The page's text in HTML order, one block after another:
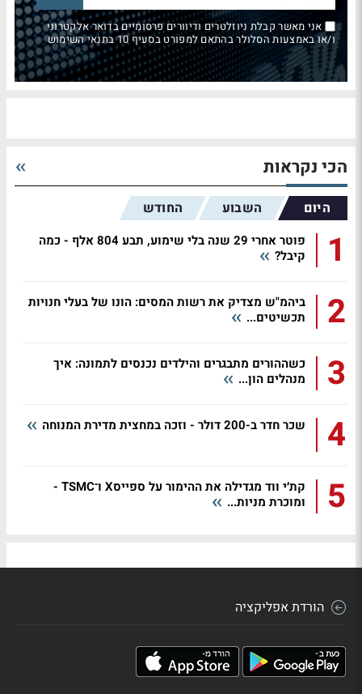
אני מאשר קבלת ניוזלטרים ודיוורים פרסומיים בדואר אלקטרוני
ו/או באמצעות הסלולר בהתאם למפורט בסעיף 10 בתנאי השימוש
הכי נקראות
היום השבוע החודש
1
פוטר אחרי 29 שנה בלי שימוע, תבע 804 אלף - כמה
קיבל?
2
ביהמ"ש מצדיק את רשות המסים: הונו של בעלי חנויות
תכשיטים...
3
כשההורים מתבגרים והילדים נכנסים לתמונה: איך
מנהלים הון...
4 שכר חדר ב-200 דולר - וזכה במחצית מדירת המנוחה
5
קת׳י ווד מגדילה את ההימור על ספייסX ו־TSMC -
ומוכרת מניות...
הורדת אפליקציה